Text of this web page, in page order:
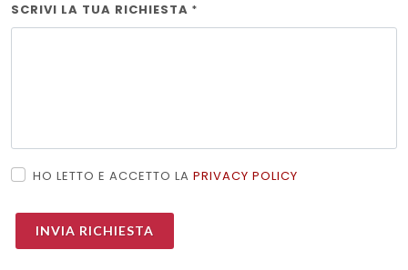
SCRIVI LA TUA RICHIESTA *
HO LETTO E ACCETTO LA PRIVACY POLICY